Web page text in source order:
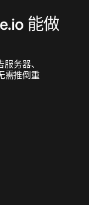
能做
务器、
需推倒重